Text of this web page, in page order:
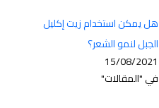
هل يمكن استخدام زيت إكليل
الجبل لنمو الشعر؟
15/08/2021
في "المقالات"